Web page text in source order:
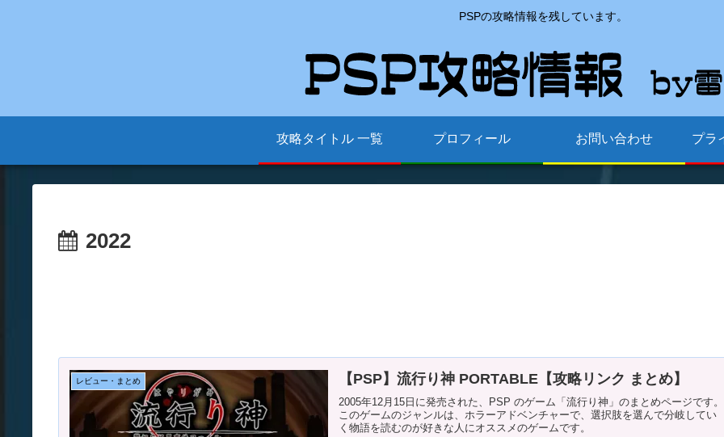
PSPの攻略情報を残しています。
攻略タイトル 一覧 プロフィール お問い合わせ プラ
2022
レビュー・まとめ 【PSP】流行り神 PORTABLE【攻略リンク まとめ】
2005年12月15日に発売された、PSP のゲーム「流行り神」のまとめページです。
このゲームのジャンルは、ホラーアドベンチャーで、選択肢を選んで分岐してい
く物語を読むのが好きな人にオススメのゲームです。